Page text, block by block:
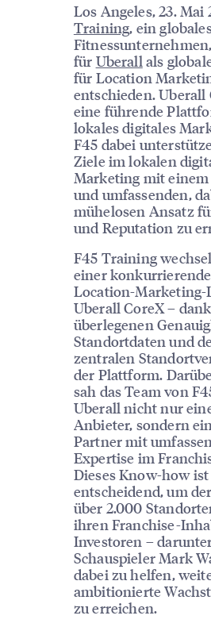
Los Angeles, 23. Mai
Training, ein
für Uberall als
für Location
entschieden. Uberall
eine führende
lokales digitales
F45 dabei
Ziele im lokalen
Marketing mit
und umfassenden,
mühelosen Ansatz
und Reputation zu
F45 Training
einer
Location-Marketing-
Uberall CoreX –
überlegenen
Standortdaten und
zentralen
der Plattform.
sah das Team von
Uberall nicht nur
Anbieter, sondern
Partner mit
Expertise im
Dieses Know-how ist
entscheidend, um
über 2.000
ihren Franchise-
Investoren –
Schauspieler Mark
dabei zu helfen,
ambitionierte
zu erreichen.